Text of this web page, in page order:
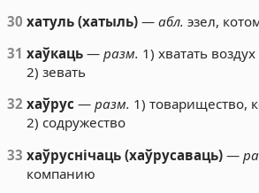
30 хатуль (хатыль) —абл. эзел,
31 хаўкаць —разм. 1) хватать
2) зевать
32 хаўрус —разм. 1) товарищество,
2) содружество
33 хаўруснічаць (хаўрусаваць) —
компанию